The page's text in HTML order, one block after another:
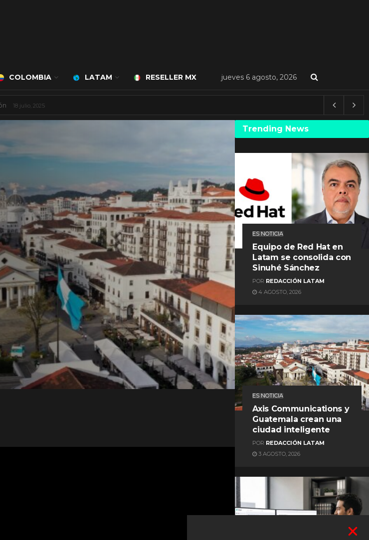
COLOMBIA LATAM RESELLER MX jueves 6 agosto, 2026
8 agosto, 2025
Trending News
ES NOTICIA
Equipo de Red Hat en
Latam se consolida con
Sinuhé Sánchez
POR REDACCIÓN LATAM
4 AGOSTO, 2026
ES NOTICIA
Axis Communications y
Guatemala crean una
ciudad inteligente
POR REDACCIÓN LATAM
3 AGOSTO, 2026